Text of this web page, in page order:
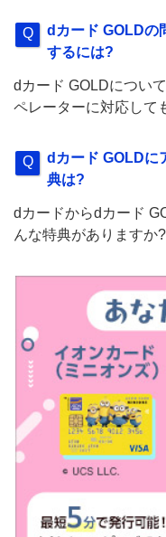
dカード GOLDの
するには?
dカード GOLDについ
ペレーターに対応して
dカード GOLDに
典は?
dカードからdカード
んな特典がありますか?